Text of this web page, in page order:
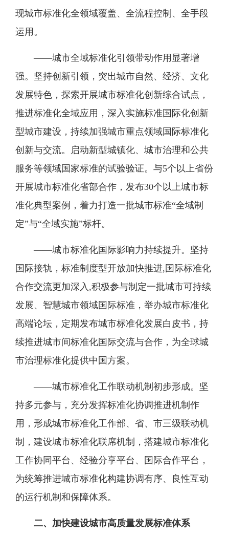
现城市标准化全领域覆盖、全流程控制、全手段
运用。
——城市全域标准化引领带动作用显著增
强。坚持创新引领，突出城市自然、经济、文化
发展特色，探索开展城市标准化创新综合试点，
推进标准化全域应用，深入实施标准国际化创新
型城市建设，持续加强城市重点领域国际标准化
创新与交流。启动新型城镇化、城市治理和公共
服务等领域国家标准的试验验证。与5个以上省份
开展城市标准化省部合作，发布30个以上城市标
准化典型案例，着力打造一批城市标准“全域制
定”与“全域实施”标杆。
——城市标准化国际影响力持续提升。坚持
国际接轨，标准制度型开放加快推进,国际标准化
合作交流更加深入,积极参与制定一批城市可持续
发展、智慧城市领域国际标准，举办城市标准化
高端论坛，定期发布城市标准化发展白皮书，持
续推进城市间标准化国际交流与合作，为全球城
市治理标准化提供中国方案。
——城市标准化工作联动机制初步形成。坚
持多元参与，充分发挥标准化协调推进机制作
用，形成城市标准化工作部、省、市三级联动机
制，建设城市标准化联席机制，搭建城市标准化
工作协同平台、经验分享平台、国际合作平台，
为统筹推进城市标准化构建协调有序、良性互动
的运行机制和保障体系。
二、加快建设城市高质量发展标准体系